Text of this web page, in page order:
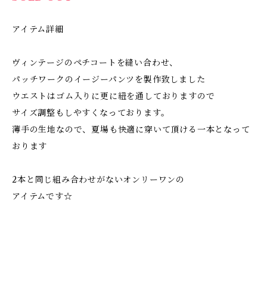
アイテム詳細
ヴィンテージのペチコートを縫い合わせ、
パッチワークのイージーパンツを製作致しました
ウエストはゴム入りに更に紐を通しておりますので
サイズ調整もしやすくなっております。
薄手の生地なので、夏場も快適に穿いて頂ける一本となって
おります
2本と同じ組み合わせがないオンリーワンの
アイテムです☆